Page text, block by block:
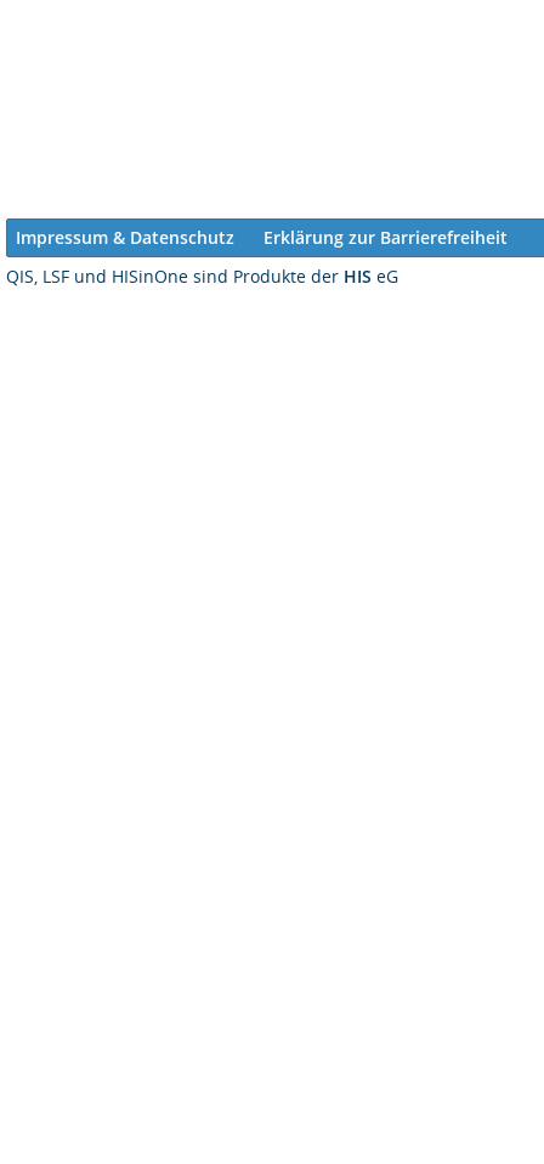
Impressum & Datenschutz
Erklärung zur Barrierefreiheit
QIS, LSF und HISinOne sind Produkte der HIS eG